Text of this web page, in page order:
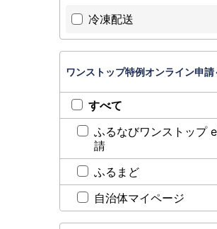
冷凍配送
ワンストップ特例オンライン申請
すべて
ふるなびワンストップ
請
ふるまど
自治体マイページ